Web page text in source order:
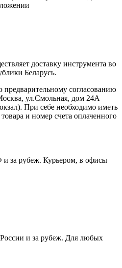
доставку инструмента во
Беларусь.
согласованию
ул.Смольная, дом 24А
При себе необходимо иметь
и номер счета оплаченного
и за рубеж. Курьером, в офисы
и за рубеж. Для любых